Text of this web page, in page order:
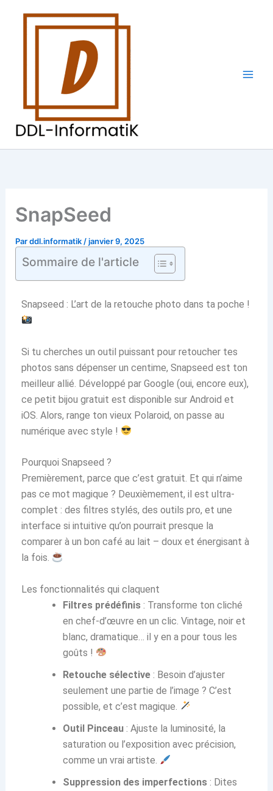
SnapSeed
Parddl.informatik /janvier 9, 2025
Sommaire de l'article
Snapseed : L’art de la retouche photo dans ta poche !
Si tu cherches un outil puissant pour retoucher tes
photos sans dépenser un centime, Snapseed est ton
meilleur allié. Développé par Google (oui, encore eux),
ce petit bijou gratuit est disponible sur Android et
iOS. Alors, range ton vieux Polaroid, on passe au
numérique avec style !
Pourquoi Snapseed ?
Premièrement, parce que c’est gratuit. Et qui n’aime
pas ce mot magique ? Deuxièmement, il est ultra-
complet : des filtres stylés, des outils pro, et une
interface si intuitive qu’on pourrait presque la
comparer à un bon café au lait – doux et énergisant à
la fois.
Les fonctionnalités qui claquent
Filtres prédéfinis: Transforme ton cliché
en chef-d’œuvre en un clic. Vintage, noir et
blanc, dramatique… il y en a pour tous les
goûts !
Retouche sélective: Besoin d’ajuster
seulement une partie de l’image ? C’est
possible, et c’est magique.
Outil Pinceau: Ajuste la luminosité, la
saturation ou l’exposition avec précision,
comme un vrai artiste.
Suppression des imperfections: Dites